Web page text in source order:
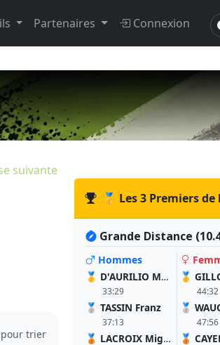
Partenaires Connexion
suivante
pour trier
🥇 Les 3 Premiers de
Grande Distance
Hommes
🥇 D'AURILIO Marvin
33:29
🥈 TASSIN Franz
37:13
🥉 LACROIX Miguel
🥇
44:32
🥈
47:56
🥉